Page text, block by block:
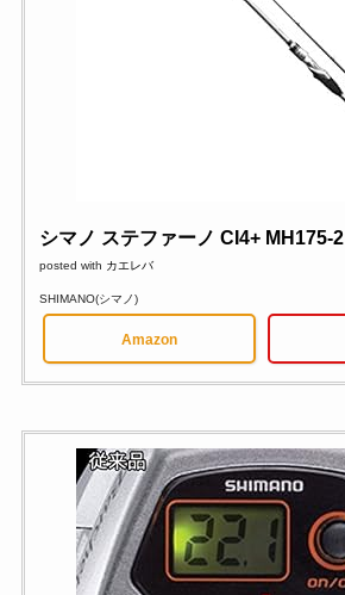
シマノ ステファーノ CI4+ MH175-2
posted with カエレバ
SHIMANO(シマノ)
Amazon